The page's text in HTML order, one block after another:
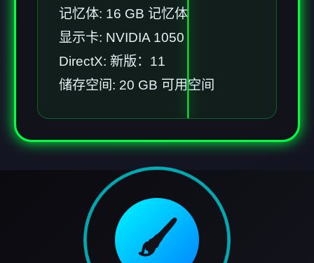
记忆体: 16 GB 记忆体
显示卡: NVIDIA 1050
DirectX: 新版：11
储存空间: 20 GB 可用空间
🖌️